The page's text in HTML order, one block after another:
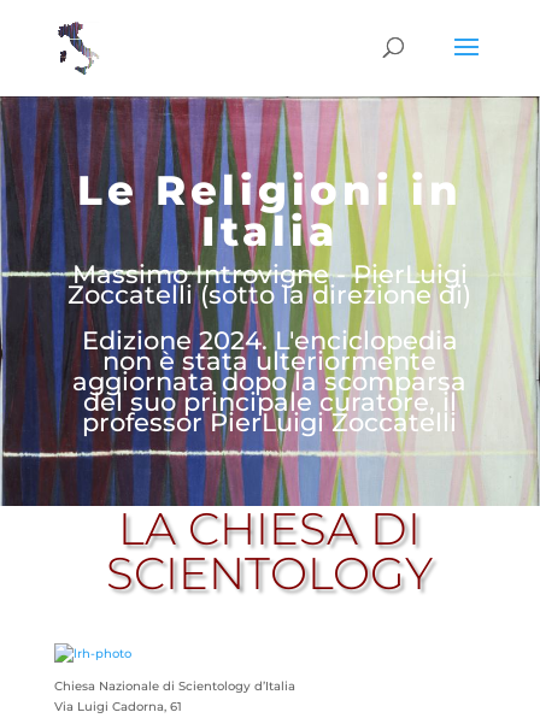
Le Religioni in
Italia
Massimo Introvigne - PierLuigi
Zoccatelli (sotto la direzione di)
Edizione 2024. L'enciclopedia
non è stata ulteriormente
aggiornata dopo la scomparsa
del suo principale curatore, il
professor PierLuigi Zoccatelli
LA CHIESA DI
SCIENTOLOGY
Chiesa Nazionale di Scientology d’Italia
Via Luigi Cadorna, 61